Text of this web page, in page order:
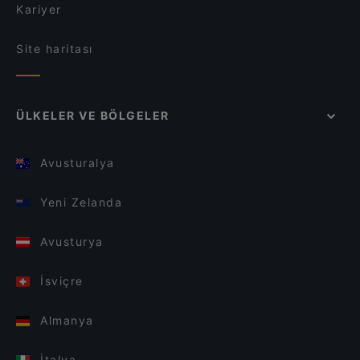
Kariyer
Site haritası
ÜLKELER VE BÖLGELER
Avusturalya
Yeni Zelanda
Avusturya
İsviçre
Almanya